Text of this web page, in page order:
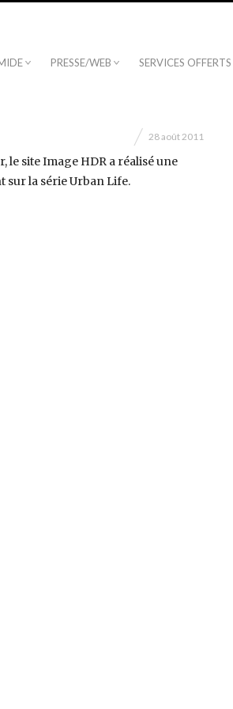
PRESSE/WEB SERVICES OFFERTS
28 août 2011
site Image HDR a réalisé une
sur la série Urban Life.